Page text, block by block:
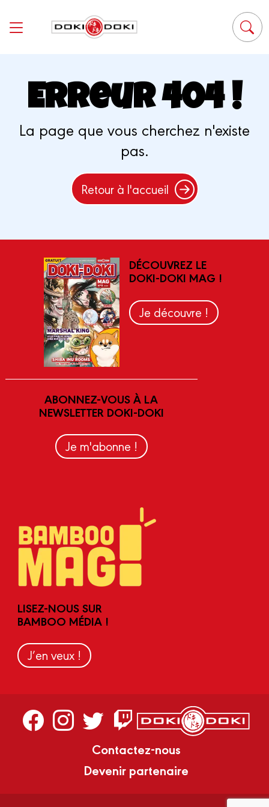
Erreur 404 !
La page que vous cherchez n'existe
pas.
Retour à l'accueil
DÉCOUVREZ LE
DOKI-DOKI MAG !
Je découvre !
ABONNEZ-VOUS À LA
NEWSLETTER DOKI-DOKI
Je m'abonne !
LISEZ-NOUS SUR
BAMBOO MÉDIA !
J’en veux !
Contactez-nous
Devenir partenaire